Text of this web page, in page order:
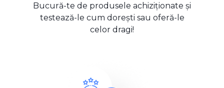
Bucură-te de produsele achiziționate și
testează-le cum dorești sau oferă-le
celor dragi!